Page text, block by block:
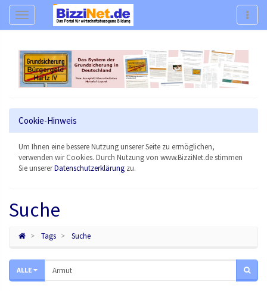
Navigation
Cookie-Hinweis
Um Ihnen eine bessere Nutzung unserer Seite zu ermöglichen,
verwenden wir Cookies. Durch Nutzung von www.BizziNet.de stimmen
Sie unsererDatenschutzerklärung zu.
Suche
Tags Suche
ALLE